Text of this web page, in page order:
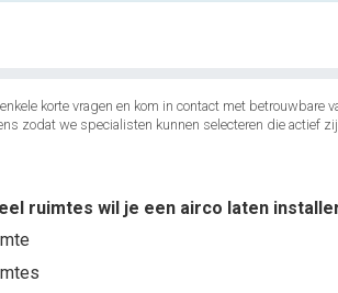
korte vragen en kom in contact met betrouwbare
zodat we specialisten kunnen selecteren die actief
ruimtes wil je een airco laten